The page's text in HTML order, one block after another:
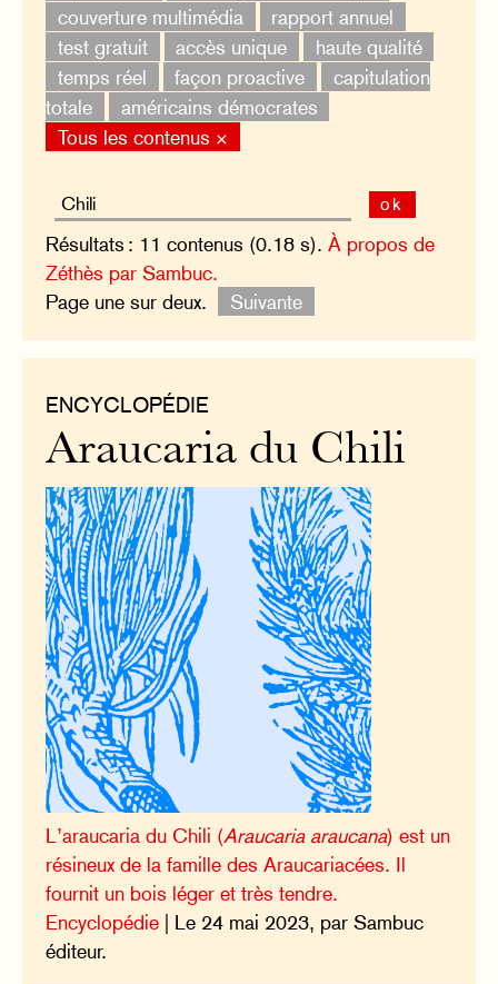
couverture multimédia
rapport annuel
test gratuit
accès unique
haute qualité
temps réel
façon proactive
capitulation
totale
américains démocrates
Tous les contenus ×
ok
Résultats : 11 contenus (0.18 s).À propos de
Zéthès par Sambuc.
Page une sur deux.
Suivante
ENCYCLOPÉDIE
Araucaria du Chili
L’araucaria du Chili (Araucaria araucana) est un
résineux de la famille des Araucariacées. Il
fournit un bois léger et très tendre.
Encyclopédie | Le 24 mai 2023, par Sambuc
éditeur.